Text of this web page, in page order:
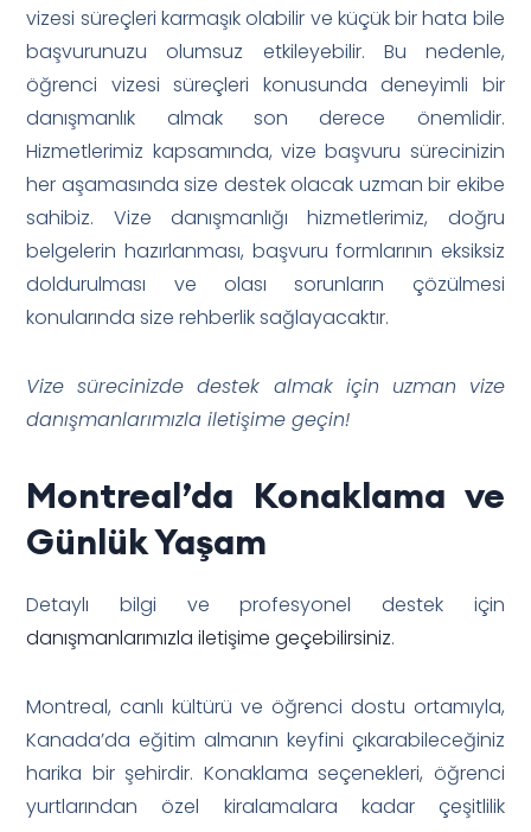
vizesi süreçleri karmaşık olabilir ve küçük bir hata bile
başvurunuzu olumsuz etkileyebilir. Bu nedenle,
öğrenci vizesi süreçleri konusunda deneyimli bir
danışmanlık almak son derece önemlidir.
Hizmetlerimiz kapsamında, vize başvuru sürecinizin
her aşamasında size destek olacak uzman bir ekibe
sahibiz. Vize danışmanlığı hizmetlerimiz, doğru
belgelerin hazırlanması, başvuru formlarının eksiksiz
doldurulması ve olası sorunların çözülmesi
konularında size rehberlik sağlayacaktır.
Vize sürecinizde destek almak için uzman vize
danışmanlarımızla iletişime geçin!
Montreal’da Konaklama ve
Günlük Yaşam
Detaylı bilgi ve profesyonel destek için
danışmanlarımızla iletişime geçebilirsiniz.
Montreal, canlı kültürü ve öğrenci dostu ortamıyla,
Kanada’da eğitim almanın keyfini çıkarabileceğiniz
harika bir şehirdir. Konaklama seçenekleri, öğrenci
yurtlarından özel kiralamalara kadar çeşitlilik